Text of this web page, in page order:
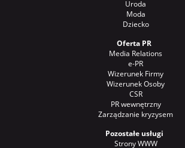
Uroda
Moda
Dziecko
Oferta PR
Media Relations
e-PR
Wizerunek Firmy
Wizerunek Osoby
CSR
PR wewnętrzny
Zarządzanie kryzysem
Pozostałe usługi
Strony WWW